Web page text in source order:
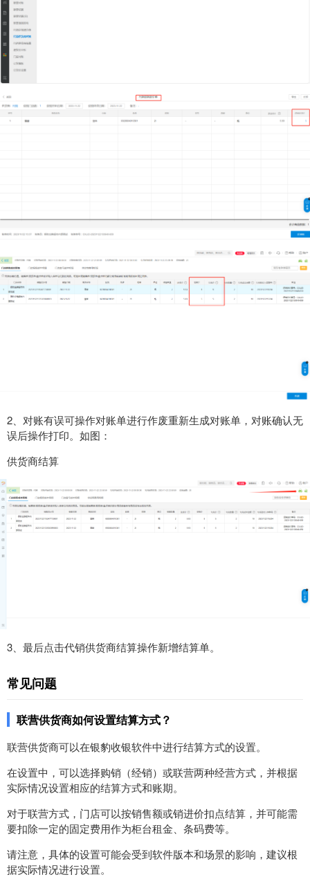
2、对账有误可操作对账单进行作废重新生成对账单，对账确认无
误后操作打印。如图：
供货商结算
3、最后点击代销供货商结算操作新增结算单。
常见问题
联营供货商如何设置结算方式？
联营供货商可以在银豹收银软件中进行结算方式的设置。
在设置中，可以选择购销（经销）或联营两种经营方式，并根据
实际情况设置相应的结算方式和账期。
对于联营方式，门店可以按销售额或销进价扣点结算，并可能需
要扣除一定的固定费用作为柜台租金、条码费等。
请注意，具体的设置可能会受到软件版本和场景的影响，建议根
据实际情况进行设置。